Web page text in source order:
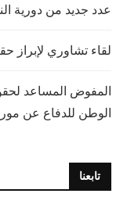
عدد جديد من دورية
لقاء تشاوري لإبراز
المفوض المساعد
الوطن للدفاع عن
تابعنا